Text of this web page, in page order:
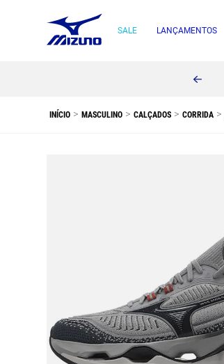
SALE LANÇAMENTOS
MASCULINO CALÇADOS CORRIDA